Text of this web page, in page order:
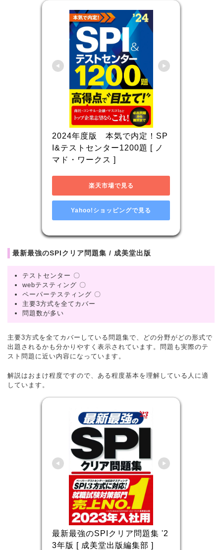
2024年度版　本気で内定！SP
I&テストセンター1200題 [ ノ
マド・ワークス ]
楽天市場で見る
Yahoo!ショッピングで見る
最新最強のSPIクリア問題集 / 成美堂出版
テストセンター 〇
webテスティング 〇
ペーパーテスティング 〇
主要3方式を全てカバー
問題数が多い
主要3方式を全てカバーしている問題集で、どの分野がどの形式で
出題されるかも分かりやすく表示されています。問題も実際のテ
スト問題に近い内容になっています。
解説はおまけ程度ですので、ある程度基本を理解している人に適
しています。
最新最強のSPIクリア問題集 '2
3年版 [ 成美堂出版編集部 ]